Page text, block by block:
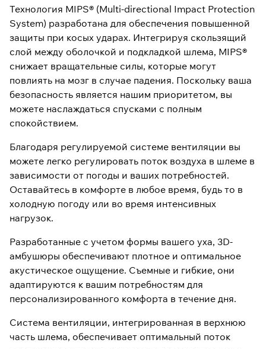
Технология MIPS® (Multi-directional Impact Protection
System) разработана для обеспечения повышенной
защиты при косых ударах. Интегрируя скользящий
слой между оболочкой и подкладкой шлема, MIPS®
снижает вращательные силы, которые могут
повлиять на мозг в случае падения. Поскольку ваша
безопасность является нашим приоритетом, вы
можете наслаждаться спусками с полным
спокойствием.
Благодаря регулируемой системе вентиляции вы
можете легко регулировать поток воздуха в шлеме в
зависимости от погоды и ваших потребностей.
Оставайтесь в комфорте в любое время, будь то в
холодную погоду или во время интенсивных
нагрузок.
Разработанные с учетом формы вашего уха, 3D-
амбушюры обеспечивают плотное и оптимальное
акустическое ощущение. Съемные и гибкие, они
адаптируются к вашим потребностям для
персонализированного комфорта в течение дня.
Система вентиляции, интегрированная в верхнюю
часть шлема, обеспечивает оптимальный поток